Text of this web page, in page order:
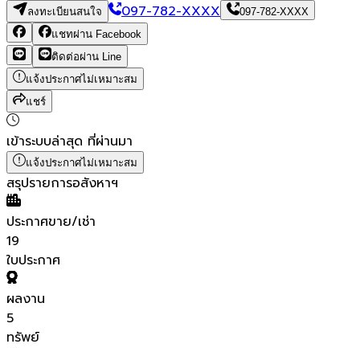
ลงทะเบียนสนใจ 097-782-XXXX
097-782-XXXX
แชทผ่าน Facebook
ติดต่อผ่าน Line
แจ้งประกาศไม่เหมาะสม
แชร์
เข้าระบบล่าสุด ที่ผ่านมา
แจ้งประกาศไม่เหมาะสม
สรุปรายการอสังหาฯ
ประกาศขาย/เช่า
19
ใบประกาศ
ผลงาน
5
ทรัพย์